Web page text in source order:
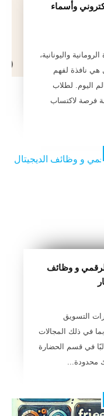
وأسماء
واليونانية،
هي نافذة لفهم
اليوم. لطلاب
فرصة لاكتساب
الرقمي و وظائف
التسويق
في ذلك المجالات
في قسم الحضارة
محدودة...